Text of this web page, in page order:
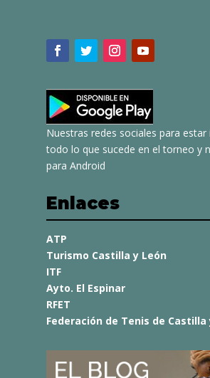
Nuestras redes sociales para
todo lo que sucede en el torneo y
para Android
Enlaces
ATP
Turismo Castilla y León
ITF
Ayto. El Espinar
RFET
Federación de Tenis de Castilla